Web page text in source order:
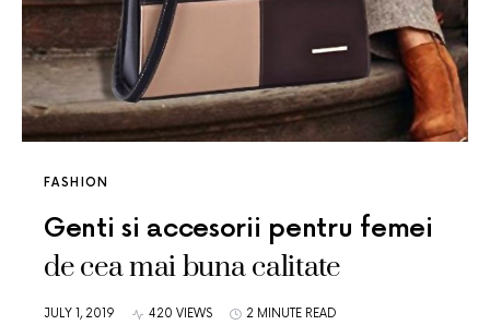
FASHION
Genti si accesorii pentru femei
de cea mai buna calitate
JULY 1, 2019 420 VIEWS 2 MINUTE READ